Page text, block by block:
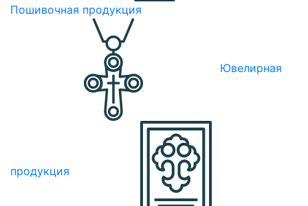
Пошивочная продукция
Ювелирная
продукция